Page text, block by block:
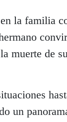
la familia
muerte de
un